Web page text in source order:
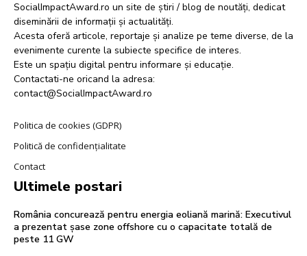
SocialImpactAward.ro un site de știri / blog de noutăți, dedicat
diseminării de informații și actualități.
Acesta oferă articole, reportaje și analize pe teme diverse, de la
evenimente curente la subiecte specifice de interes.
Este un spațiu digital pentru informare și educație.
Contactati-ne oricand la adresa:
contact@SocialImpactAward.ro
Politica de cookies (GDPR)
Politică de confidențialitate
Contact
Ultimele postari
România concurează pentru energia eoliană marină: Executivul
a prezentat șase zone offshore cu o capacitate totală de
peste 11 GW